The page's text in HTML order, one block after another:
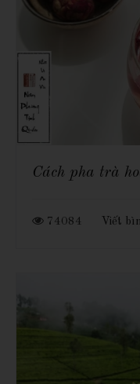
Cách pha trà
74084 Viết